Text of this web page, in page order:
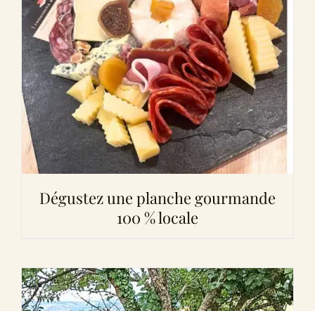
Dégustez une planche gourmande
100 % locale